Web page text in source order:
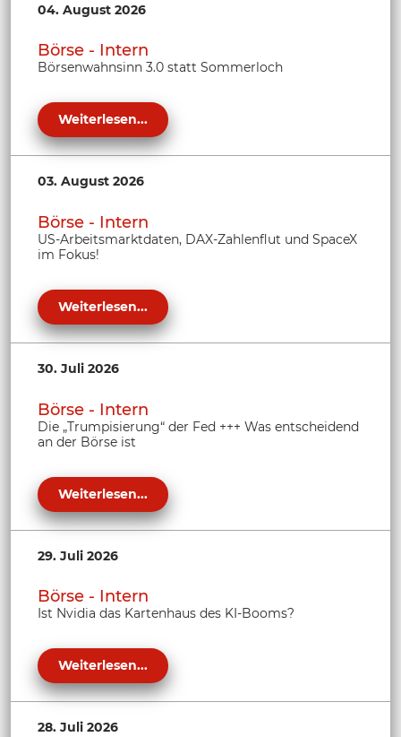
04. August 2026
Börse - Intern
Börsenwahnsinn 3.0 statt Sommerloch
Weiterlesen...
03. August 2026
Börse - Intern
US-Arbeitsmarktdaten, DAX-Zahlenflut und SpaceX
im Fokus!
Weiterlesen...
30. Juli 2026
Börse - Intern
Die „Trumpisierung“ der Fed +++ Was entscheidend
an der Börse ist
Weiterlesen...
29. Juli 2026
Börse - Intern
Ist Nvidia das Kartenhaus des KI-Booms?
Weiterlesen...
28. Juli 2026